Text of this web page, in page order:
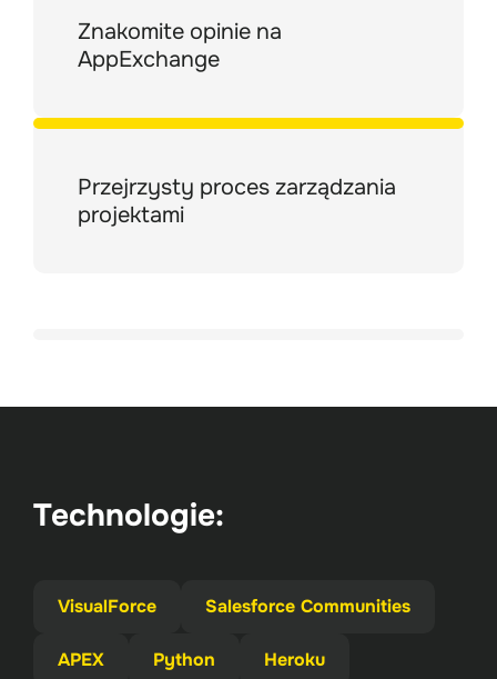
Znakomite opinie na
AppExchange
Przejrzysty proces zarządzania
projektami
Technologie:
VisualForce Salesforce Communities
APEX Python Heroku